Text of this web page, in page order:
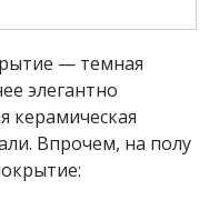
— темная
элегантно
керамическая
Впрочем, на полу